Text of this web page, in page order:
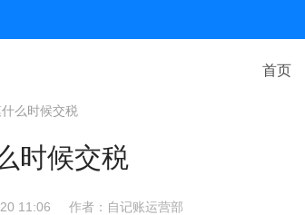
首页
么时候交税
时候交税
11:06 作者：自记账运营部